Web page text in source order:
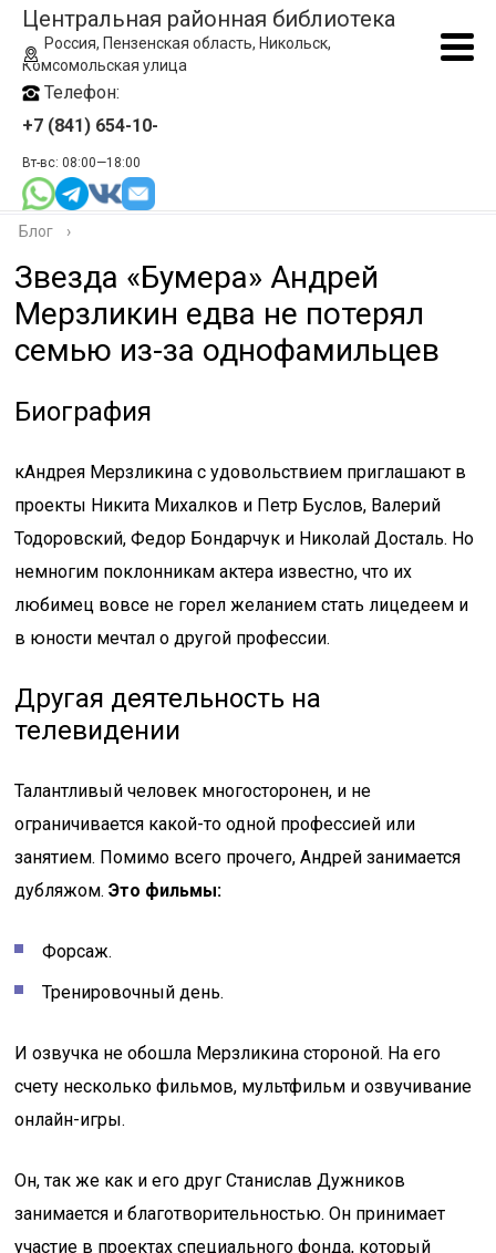
Центральная районная библиотека
Россия, Пензенская область, Никольск,
Комсомольская улица
Телефон:
+7 (841) 654-10-
Вт-вс: 08:00—18:00
Блог ›
Звезда «Бумера» Андрей
Мерзликин едва не потерял
семью из-за однофамильцев
Биография
кАндрея Мерзликина с удовольствием приглашают в
проекты Никита Михалков и Петр Буслов, Валерий
Тодоровский, Федор Бондарчук и Николай Досталь. Но
немногим поклонникам актера известно, что их
любимец вовсе не горел желанием стать лицедеем и
в юности мечтал о другой профессии.
Другая деятельность на
телевидении
Талантливый человек многосторонен, и не
ограничивается какой-то одной профессией или
занятием. Помимо всего прочего, Андрей занимается
дубляжом.Это фильмы:
Форсаж.
Тренировочный день.
И озвучка не обошла Мерзликина стороной. На его
счету несколько фильмов, мультфильм и озвучивание
онлайн-игры.
Он, так же как и его друг Станислав Дужников
занимается и благотворительностью. Он принимает
участие в проектах специального фонда, который